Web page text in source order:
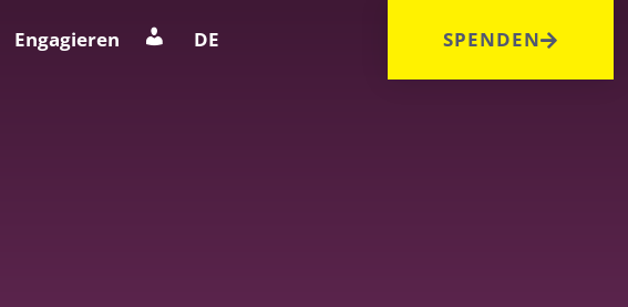
Engagieren DE SPENDEN